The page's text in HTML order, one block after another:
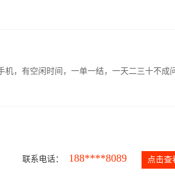
，有空闲时间，一单一结，一天二三十不成
联系电话： 188****8089 点击查